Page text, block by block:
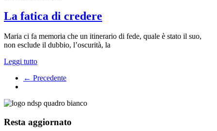
La fatica di credere
Maria ci fa memoria che un itinerario di fede, quale è stato il suo,
non esclude il dubbio, l’oscurità, la
Leggi tutto
← Precedente
Resta aggiornato